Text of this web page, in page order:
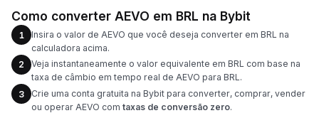
Como converter AEVO em BRL na Bybit
1
Insira o valor de AEVO que você deseja converter em BRL na
calculadora acima.
2
Veja instantaneamente o valor equivalente em BRL com base na
taxa de câmbio em tempo real de AEVO para BRL.
3
Crie uma conta gratuita na Bybit para converter, comprar, vender
ou operar AEVO com taxas de conversão zero.